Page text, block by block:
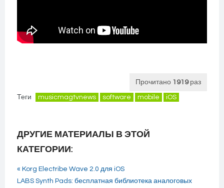
Прочитано 1919раз
Теги musicmagtvnews software mobile iOS
ДРУГИЕ МАТЕРИАЛЫ В ЭТОЙ
КАТЕГОРИИ:
« Korg Electribe Wave 2.0 для iOS
LABS Synth Pads: бесплатная библиотека аналоговых